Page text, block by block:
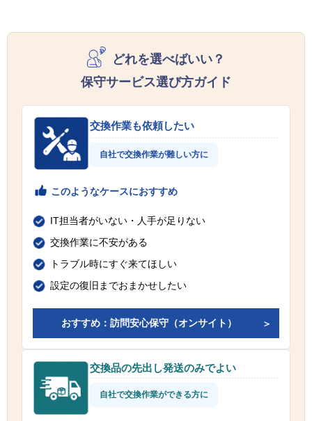
どれを選べばいい？
保守サービス選び方ガイド
交換作業も依頼したい
自社で交換作業が難しい方に
このようなケースにおすすめ
IT担当者がいない・人手が足りない
交換作業に不安がある
トラブル時にすぐ来てほしい
設定の復旧までおまかせしたい
おすすめ：訪問安心保守（オンサイト）
交換品の先出し発送のみでよい
自社で交換作業ができる方に